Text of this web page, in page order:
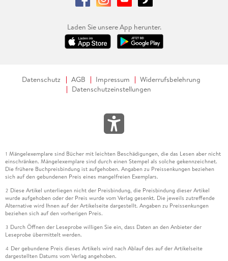
Laden Sie unsere App herunter.
Datenschutz AGB Impressum
Widerrufsbelehrung
Datenschutzeinstellungen
1 Mängelexemplare sind Bücher mit leichten Beschädigungen, die das Lesen aber nicht
einschränken. Mängelexemplare sind durch einen Stempel als solche gekennzeichnet.
Die frühere Buchpreisbindung ist aufgehoben. Angaben zu Preissenkungen beziehen
sich auf den gebundenen Preis eines mangelfreien Exemplars.
2 Diese Artikel unterliegen nicht der Preisbindung, die Preisbindung dieser Artikel
wurde aufgehoben oder der Preis wurde vom Verlag gesenkt. Die jeweils zutreffende
Alternative wird Ihnen auf der Artikelseite dargestellt. Angaben zu Preissenkungen
beziehen sich auf den vorherigen Preis.
3 Durch Öffnen der Leseprobe willigen Sie ein, dass Daten an den Anbieter der
Leseprobe übermittelt werden.
4 Der gebundene Preis dieses Artikels wird nach Ablauf des auf der Artikelseite
dargestellten Datums vom Verlag angehoben.